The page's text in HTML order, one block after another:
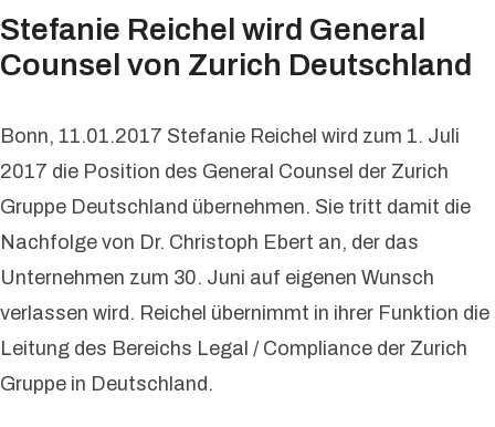
Stefanie Reichel wird General
Counsel von Zurich Deutschland
Bonn, 11.01.2017 Stefanie Reichel wird zum 1. Juli
2017 die Position des General Counsel der Zurich
Gruppe Deutschland übernehmen. Sie tritt damit die
Nachfolge von Dr. Christoph Ebert an, der das
Unternehmen zum 30. Juni auf eigenen Wunsch
verlassen wird. Reichel übernimmt in ihrer Funktion die
Leitung des Bereichs Legal / Compliance der Zurich
Gruppe in Deutschland.